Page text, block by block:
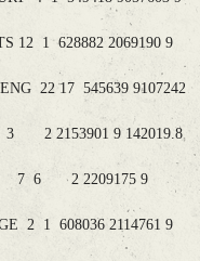
12 1 628882 2069190 9
22 17 545639 9107242
2 2153901 9 142019.8
7 6 2 2209175 9
2 1 608036 2114761 9